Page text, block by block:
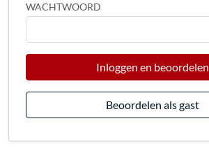
WACHTWOORD
Inloggen en beoordelen
Beoordelen als gast